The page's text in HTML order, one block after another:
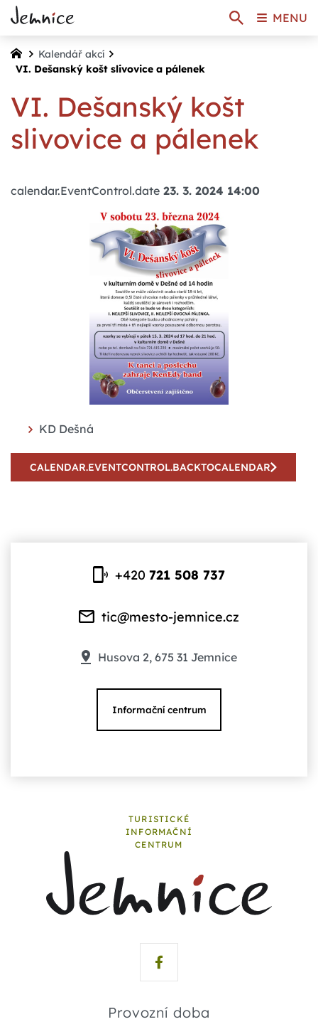
Kalendář akcí
VI. Dešanský košt slivovice a pálenek
VI. Dešanský košt
slivovice a pálenek
calendar.EventControl.date 23. 3. 2024 14:00
KD Dešná
CALENDAR.EVENTCONTROL.BACKTOCALENDAR
+420721 508 737
tic@mesto-jemnice.cz
Husova 2, 675 31 Jemnice
Informační centrum
TURISTICKÉ
INFORMAČNÍ
CENTRUM
Provozní doba
MENU